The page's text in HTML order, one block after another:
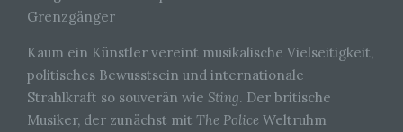
Grenzgänger
Kaum ein Künstler vereint musikalische Vielseitigkeit,
politisches Bewusstsein und internationale
Strahlkraft so souverän wie Sting. Der britische
Musiker, der zunächst mit The Police Weltruhm